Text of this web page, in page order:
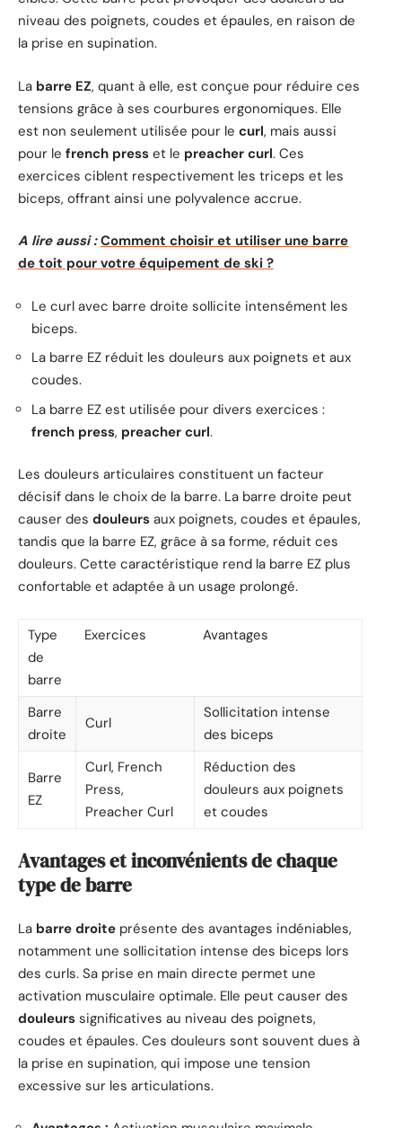
niveau des poignets, coudes et épaules, en raison de
la prise en supination.
La barre EZ, quant à elle, est conçue pour réduire ces
tensions grâce à ses courbures ergonomiques. Elle
est non seulement utilisée pour le curl, mais aussi
pour le french press et le preacher curl. Ces
exercices ciblent respectivement les triceps et les
biceps, offrant ainsi une polyvalence accrue.
A lire aussi : Comment choisir et utiliser une barre
de toit pour votre équipement de ski ?
Le curl avec barre droite sollicite intensément les
biceps.
La barre EZ réduit les douleurs aux poignets et aux
coudes.
La barre EZ est utilisée pour divers exercices :
french press, preacher curl.
Les douleurs articulaires constituent un facteur
décisif dans le choix de la barre. La barre droite peut
causer des douleurs aux poignets, coudes et épaules,
tandis que la barre EZ, grâce à sa forme, réduit ces
douleurs. Cette caractéristique rend la barre EZ plus
confortable et adaptée à un usage prolongé.
Type
de
barre
Exercices Avantages
Barre
droite
Curl
Sollicitation intense
des biceps
Barre
EZ
Curl, French
Press,
Preacher Curl
Réduction des
douleurs aux poignets
et coudes
Avantages et inconvénients de chaque
type de barre
La barre droite présente des avantages indéniables,
notamment une sollicitation intense des biceps lors
des curls. Sa prise en main directe permet une
activation musculaire optimale. Elle peut causer des
douleurs significatives au niveau des poignets,
coudes et épaules. Ces douleurs sont souvent dues à
la prise en supination, qui impose une tension
excessive sur les articulations.